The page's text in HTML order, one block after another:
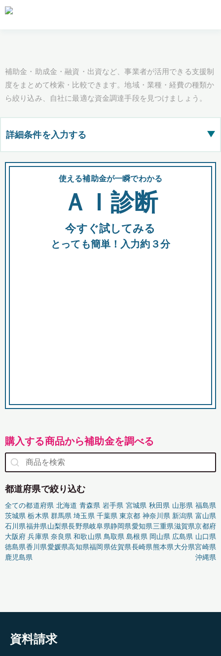
補助金・助成金・融資・出資など、事業者が活用できる支援制
度をまとめて検索・比較できます。地域・業種・経費の種類か
ら絞り込み、自社に最適な資金調達手段を見つけましょう。
詳細条件を入力する ▶
都道府県
全国の検索結果を含めて表示
助成金 融資 出資
使える補助金が一瞬でわかる
ＡＩ診断
今すぐ試してみる
とっても簡単！入力約３分
購入する商品から補助金を調べる
都道府県で絞り込む
全ての都道府県 北海道 青森県 岩手県 宮城県 秋田県 山形県 福島県
茨城県 栃木県 群馬県 埼玉県 千葉県 東京都 神奈川県 新潟県 富山県
石川県福井県山梨県長野県岐阜県静岡県愛知県三重県滋賀県京都府
大阪府 兵庫県 奈良県 和歌山県 鳥取県 島根県 岡山県 広島県 山口県
徳島県香川県愛媛県高知県福岡県佐賀県長崎県熊本県大分県宮崎県
鹿児島県
沖縄県
資料請求